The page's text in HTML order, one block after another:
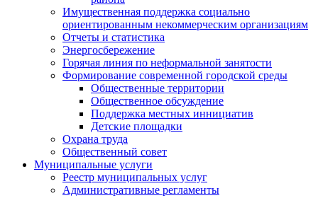
Имущественная поддержка социально
ориентированным некоммерческим организациям
Отчеты и статистика
Энергосбережение
Горячая линия по неформальной занятости
Формирование современной городской среды
Общественные территории
Общественное обсуждение
Поддержка местных иннициатив
Детские площадки
Охрана труда
Общественный совет
Муниципальные услуги
Реестр муниципальных услуг
Административные регламенты